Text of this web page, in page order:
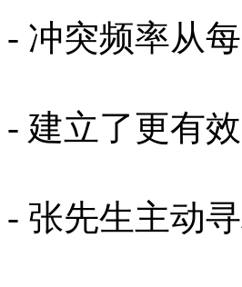
- 冲突频率从
- 建立了更有
- 张先生主动